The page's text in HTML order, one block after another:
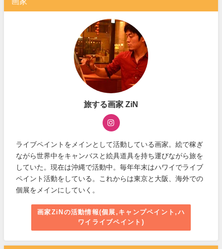
旅する画家 ZiN
ライブペイントをメインとして活動している画家。絵で稼ぎ
ながら世界中をキャンバスと絵具道具を持ち運びながら旅を
していた。現在は沖縄で活動中。毎年年末はハワイでライブ
ペイント活動をしている。これからは東京と大阪、海外での
個展をメインにしていく。
画家ZiNの活動情報(個展,キャンプペイント,ハ
ワイライブペイント)